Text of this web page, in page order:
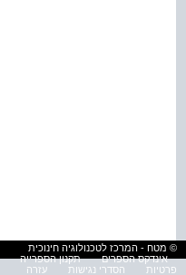
© מטח - המרכז לטכנולוגיה חינוכית
אינדקס הספרים
תקנון הספרייה
פרטיות
הסדרי נגישות עזרה